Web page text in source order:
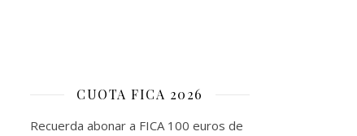
CUOTA FICA 2026
Recuerda abonar a FICA 100 euros de